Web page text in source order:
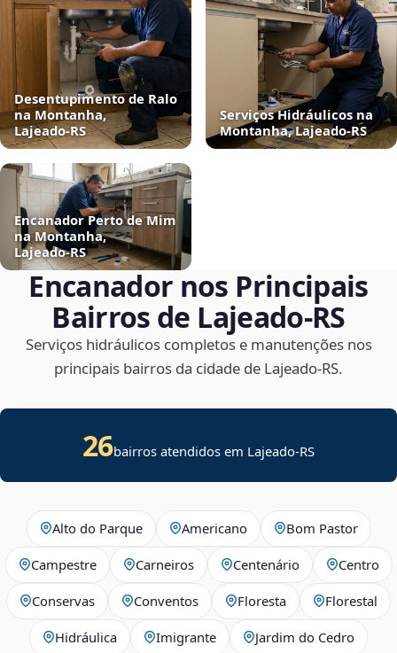
Desentupimento de Ralo
na Montanha,
Lajeado‑RS
Serviços Hidráulicos na
Montanha, Lajeado‑RS
Encanador Perto de Mim
na Montanha,
Lajeado‑RS
Encanador nos Principais
Bairros de Lajeado‑RS
Serviços hidráulicos completos e manutenções nos
principais bairros da cidade de Lajeado‑RS.
26bairros atendidos em Lajeado-RS
Alto do Parque Americano Bom Pastor
Campestre Carneiros Centenário Centro
Conservas Conventos Floresta Florestal
Hidráulica Imigrante Jardim do Cedro